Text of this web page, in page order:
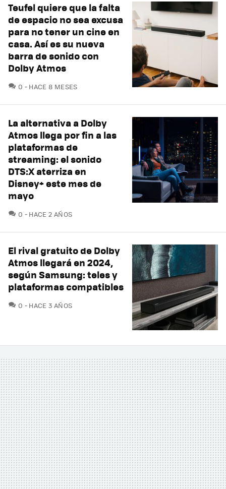
Teufel quiere que la falta
de espacio no sea excusa
para no tener un cine en
casa. Así es su nueva
barra de sonido con
Dolby Atmos
0 COMENTARIOS
HACE 8 MESES
La alternativa a Dolby
Atmos llega por fin a las
plataformas de
streaming: el sonido
DTS:X aterriza en
Disney+ este mes de
mayo
0 COMENTARIOS
HACE 2 AÑOS
El rival gratuito de Dolby
Atmos llegará en 2024,
según Samsung: teles y
plataformas compatibles
0 COMENTARIOS
HACE 3 AÑOS